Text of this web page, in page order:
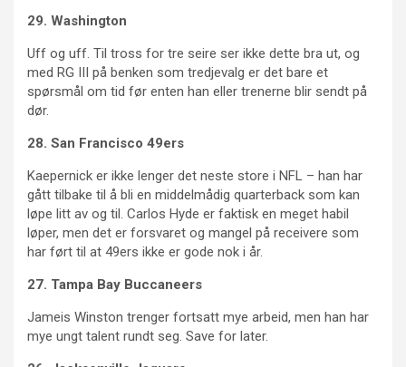
29. Washington
Uff og uff. Til tross for tre seire ser ikke dette bra ut, og
med RG III på benken som tredjevalg er det bare et
spørsmål om tid før enten han eller trenerne blir sendt på
dør.
28. San Francisco 49ers
Kaepernick er ikke lenger det neste store i NFL – han har
gått tilbake til å bli en middelmådig quarterback som kan
løpe litt av og til. Carlos Hyde er faktisk en meget habil
løper, men det er forsvaret og mangel på receivere som
har ført til at 49ers ikke er gode nok i år.
27. Tampa Bay Buccaneers
Jameis Winston trenger fortsatt mye arbeid, men han har
mye ungt talent rundt seg. Save for later.